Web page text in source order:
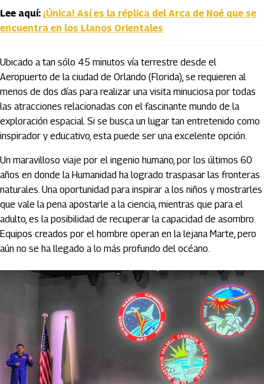
Lee aquí: ¡Única! Así es la réplica del Arca de Noé que se
encuentra en los Llanos Orientales
Ubicado a tan sólo 45 minutos vía terrestre desde el
Aeropuerto de la ciudad de Orlando (Florida), se requieren al
menos de dos días para realizar una visita minuciosa por todas
las atracciones relacionadas con el fascinante mundo de la
exploración espacial. Si se busca un lugar tan entretenido como
inspirador y educativo, esta puede ser una excelente opción.
Un maravilloso viaje por el ingenio humano, por los últimos 60
años en donde la Humanidad ha logrado traspasar las fronteras
naturales. Una oportunidad para inspirar a los niños y mostrarles
que vale la pena apostarle a la ciencia, mientras que para el
adulto, es la posibilidad de recuperar la capacidad de asombro.
Equipos creados por el hombre operan en la lejana Marte, pero
aún no se ha llegado a lo más profundo del océano.